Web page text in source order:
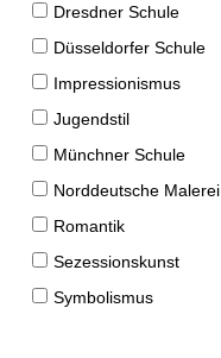
Dresdner Schule
Düsseldorfer Schule
Impressionismus
Jugendstil
Münchner Schule
Norddeutsche Malerei
Romantik
Sezessionskunst
Symbolismus